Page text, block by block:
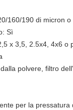
160/190 di micron o
Sì
x 3,5, 2.5x4, 4x6 o
polvere, filtro
per la